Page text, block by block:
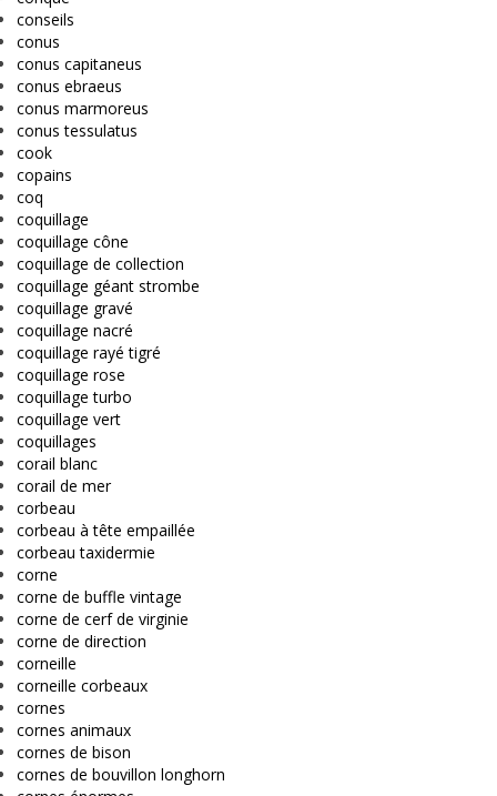
conseils
conus
conus capitaneus
conus ebraeus
conus marmoreus
conus tessulatus
cook
copains
coq
coquillage
coquillage cône
coquillage de collection
coquillage géant strombe
coquillage gravé
coquillage nacré
coquillage rayé tigré
coquillage rose
coquillage turbo
coquillage vert
coquillages
corail blanc
corail de mer
corbeau
corbeau à tête empaillée
corbeau taxidermie
corne
corne de buffle vintage
corne de cerf de virginie
corne de direction
corneille
corneille corbeaux
cornes
cornes animaux
cornes de bison
cornes de bouvillon longhorn